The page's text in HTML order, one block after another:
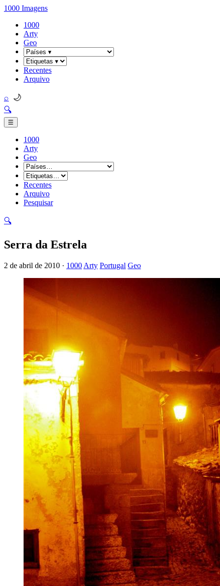
1000 Imagens
1000
Arty
Geo
Recentes
Arquivo
⌕ 🌙
🔍
☰
1000
Arty
Geo
Recentes
Arquivo
Pesquisar
🔍
Serra da Estrela
2 de abril de 2010 · 1000 Arty Portugal Geo